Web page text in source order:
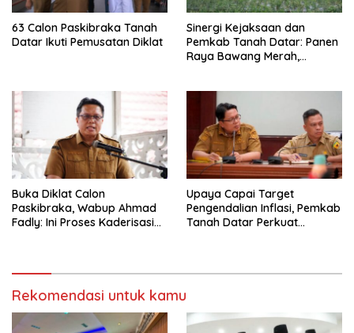
63 Calon Paskibraka Tanah
Datar Ikuti Pemusatan Diklat
Sinergi Kejaksaan dan
Pemkab Tanah Datar: Panen
Raya Bawang Merah,
Buka Diklat Calon
Paskibraka, Wabup Ahmad
Fadly: Ini Proses Kaderisasi
Upaya Capai Target
Pengendalian Inflasi, Pemkab
Tanah Datar Perkuat
Rekomendasi untuk kamu